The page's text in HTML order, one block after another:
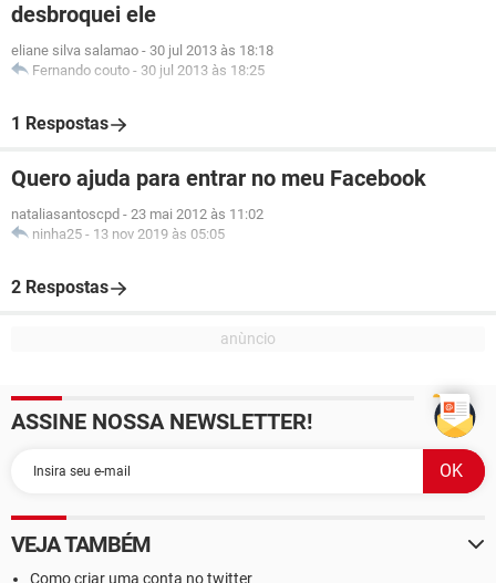
desbroquei ele
eliane silva salamao - 30 jul 2013 às 18:18
Fernando couto - 30 jul 2013 às 18:25
1 Respostas
Quero ajuda para entrar no meu Facebook
nataliasantoscpd - 23 mai 2012 às 11:02
ninha25 - 13 nov 2019 às 05:05
2 Respostas
ASSINE NOSSA NEWSLETTER!
VEJA TAMBÉM
Como criar uma conta no twitter